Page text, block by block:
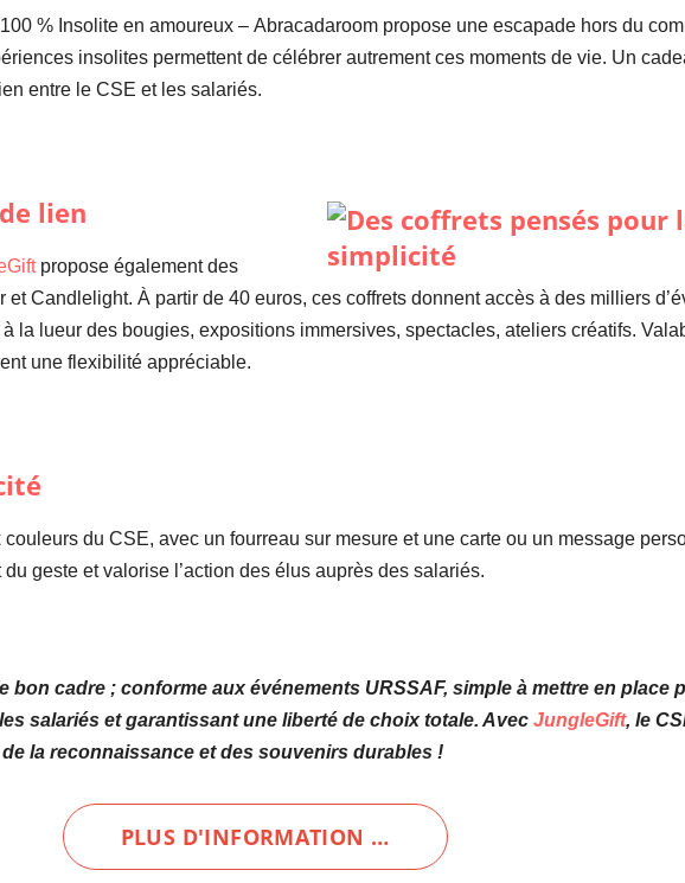
% Insolite en amoureux – Abracadaroom propose une escapade hors du
insolites permettent de célébrer autrement ces moments de vie. Un
entre le CSE et les salariés.
lien
propose également des
Candlelight. À partir de 40 euros, ces coffrets donnent accès à des milliers
la lueur des bougies, expositions immersives, spectacles, ateliers créatifs.
une flexibilité appréciable.
du CSE, avec un fourreau sur mesure et une carte ou un message
geste et valorise l’action des élus auprès des salariés.
bon cadre ; conforme aux événements URSSAF, simple à mettre en place
salariés et garantissant une liberté de choix totale. Avec JungleGift, le
la reconnaissance et des souvenirs durables !
PLUS D'INFORMATION …